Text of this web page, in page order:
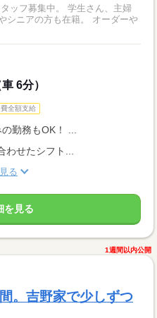
。 学生さん、主婦
の方も在籍。 オーダーや
6分）
全額支給
勤務もOK！ ...
せたシフト...
る
を見る
1週間以内公開
。吉野家で少しずつ